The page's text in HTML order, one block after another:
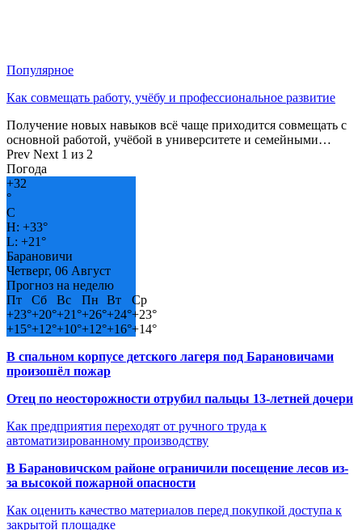
Популярное
Как совмещать работу, учёбу и профессиональное развитие
Получение новых навыков всё чаще приходится совмещать с
основной работой, учёбой в университете и семейными…
Prev Next 1 из 2
Погода
+32
°
C
H: +33°
L: +21°
Барановичи
Четверг, 06 Август
Прогноз на неделю
Пт
Сб Вс Пн Вт
Ср
+23°+20°+21°+26°+24°+23°
+15°+12°+10°+12°+16°+14°
В спальном корпусе детского лагеря под Барановичами
произошёл пожар
Отец по неосторожности отрубил пальцы 13-летней дочери
Как предприятия переходят от ручного труда к
автоматизированному производству
В Барановичском районе ограничили посещение лесов из-
за высокой пожарной опасности
Как оценить качество материалов перед покупкой доступа к
закрытой площадке